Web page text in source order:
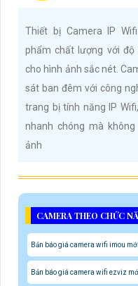
Thiết bị Camera IP
phẩm chất lượng với độ
cho hình ảnh sắc nét.
sát ban đêm với công
trang bị tính năng IP
nhanh chóng mà
ảnh
CAMERA THEO CHỨC
Bản báo giá camera wifi imou mới
Bản báo giá camera wifi ezviz